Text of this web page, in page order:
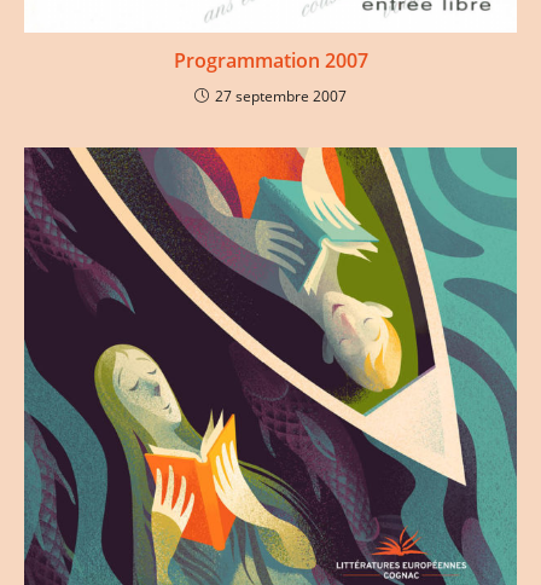
Programmation 2007
27 septembre 2007